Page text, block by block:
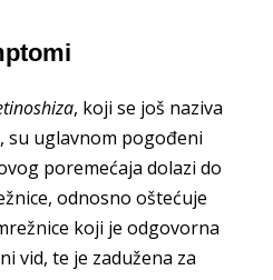
, koji se još naziva
su uglavnom pogođeni
poremećaja dolazi do
odnosno oštećuje
koji je odgovorna
vid, te je zadužena za